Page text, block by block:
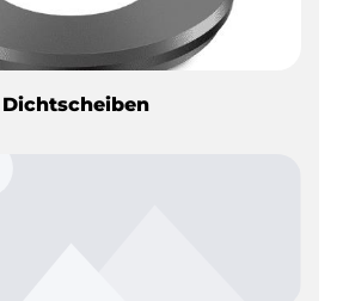
Dichtscheiben